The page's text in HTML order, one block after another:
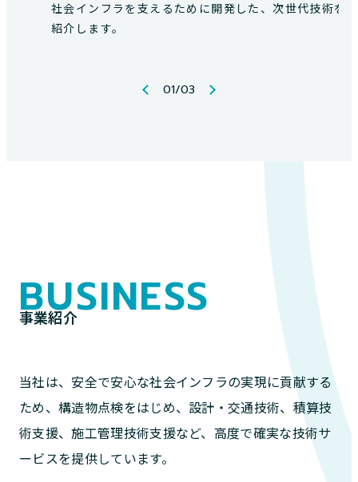
社会インフラを支えるために開発した、次世代技術をご
紹介します。
01/03
BUSINESS
事業紹介
当社は、安全で安心な社会インフラの実現に貢献する
ため、構造物点検をはじめ、設計・交通技術、積算技
術支援、施工管理技術支援など、高度で確実な技術サ
ービスを提供しています。